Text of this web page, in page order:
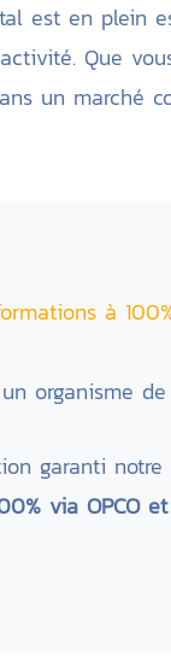
est en plein
Que
un marché
à
organisme
garanti
via OPCO